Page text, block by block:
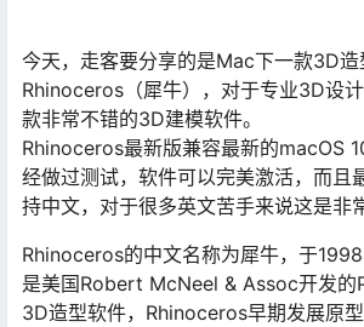
今天，走客要分享的是Mac下一款3D
Rhinoceros（犀牛），对于专业3D设
款非常不错的3D建模软件。
Rhinoceros最新版兼容最新的macOS
经做过测试，软件可以完美激活，而且
持中文，对于很多英文苦手来说这是非
Rhinoceros的中文名称为犀牛，于1998
是美国Robert McNeel & Assoc开发的
3D造型软件，Rhinoceros早期发展原